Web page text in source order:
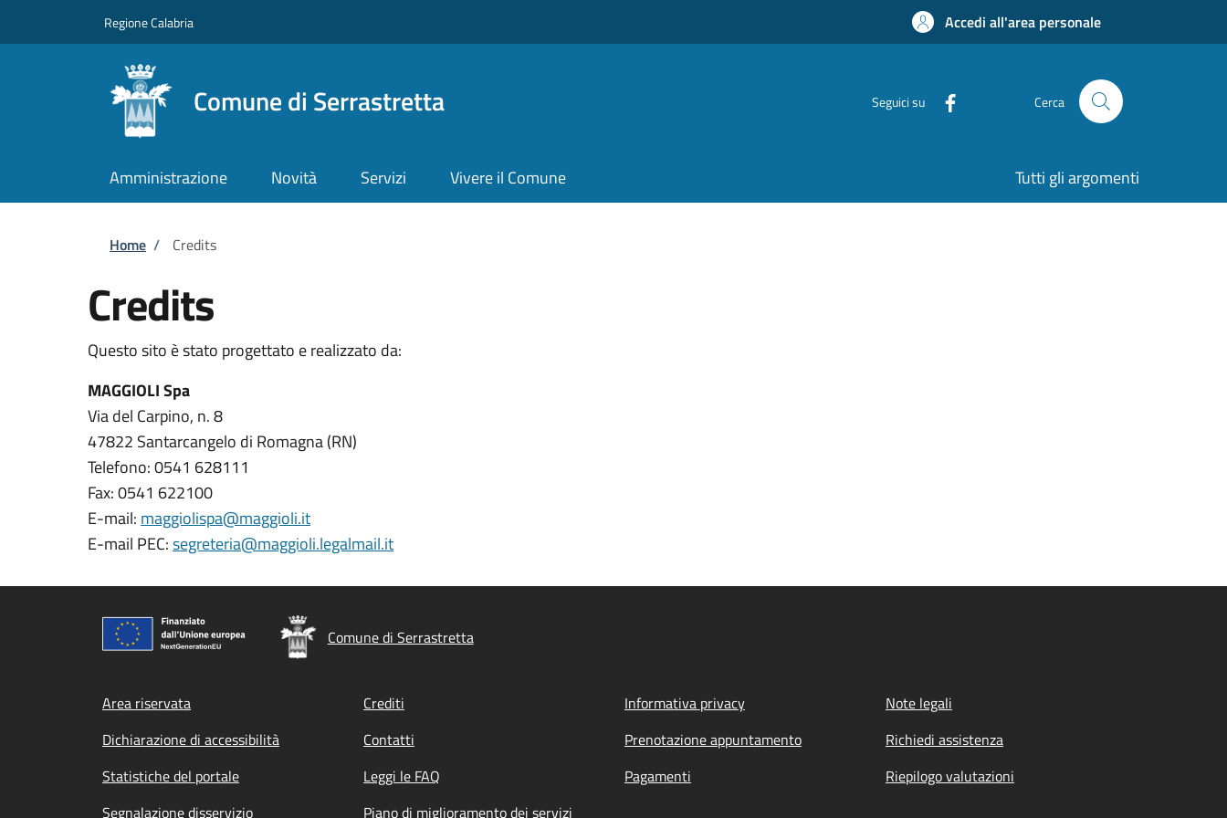
Regione Calabria Accedi all'area personale
Comune di Serrastretta Seguici su Cerca
Amministrazione Novità Servizi Vivere il Comune Tutti gli argomenti
Briciole di pane
Home / Credits
Credits
Questo sito è stato progettato e realizzato da:
MAGGIOLI Spa
Via del Carpino, n. 8
47822 Santarcangelo di Romagna (RN)
Telefono: 0541 628111
Fax: 0541 622100
E-mail: maggiolispa@maggioli.it
E-mail PEC:segreteria@maggioli.legalmail.it
Comune di Serrastretta
Footer menu
Area riservata Crediti Informativa privacy
Note legali
Dichiarazione di accessibilità
Contatti Prenotazione appuntamento
Richiedi assistenza
Statistiche del portale
Leggi le FAQ Pagamenti
Riepilogo valutazioni
Segnalazione disservizio
Piano di miglioramento dei servizi